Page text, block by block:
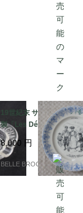
送（到着まで2-3週間）
19世紀末 サルグミンヌ
製「Les Délices de la
Table」果物柄プレート
フランスアンティーク
｜フランス発送（到着
まで2-3週間）
8,000 円
BELLE BROCANTE